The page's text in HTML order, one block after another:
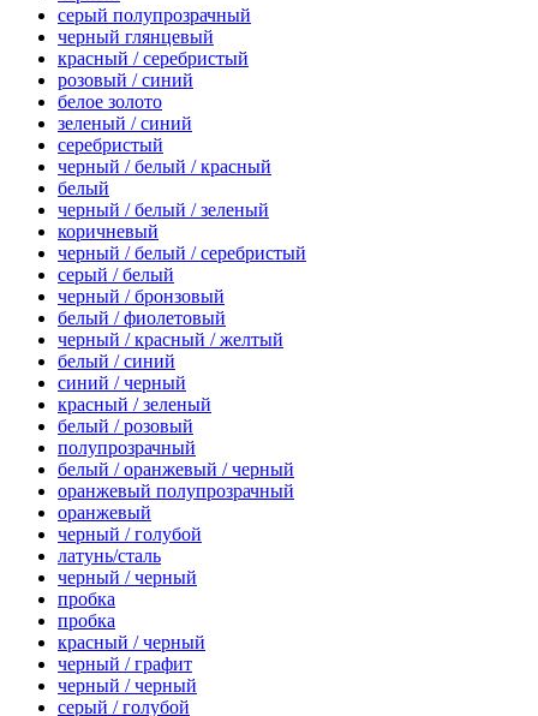
серый полупрозрачный
черный глянцевый
красный / серебристый
розовый / синий
белое золото
зеленый / синий
серебристый
черный / белый / красный
белый
черный / белый / зеленый
коричневый
черный / белый / серебристый
серый / белый
черный / бронзовый
белый / фиолетовый
черный / красный / желтый
белый / синий
синий / черный
красный / зеленый
белый / розовый
полупрозрачный
белый / оранжевый / черный
оранжевый полупрозрачный
оранжевый
черный / голубой
латунь/сталь
черный / черный
пробка
пробка
красный / черный
черный / графит
черный / черный
серый / голубой